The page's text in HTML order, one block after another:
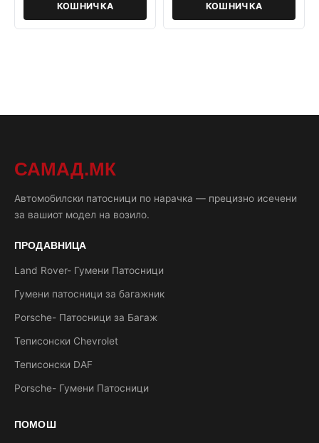
КОШНИЧКА
КОШНИЧКА
САМАД.МК
Автомобилски патосници по нарачка — прецизно исечени
за вашиот модел на возило.
ПРОДАВНИЦА
Land Rover- Гумени Патосници
Гумени патосници за багажник
Porsche- Патосници за Багаж
Теписонски Chevrolet
Теписонски DAF
Porsche- Гумени Патосници
ПОМОШ